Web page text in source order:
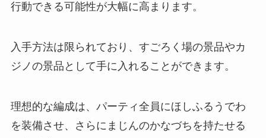
行動できる可能性が大幅に高まります。
入手方法は限られており、すごろく場の景品やカ
ジノの景品として手に入れることができます。
理想的な編成は、パーティ全員にほしふるうでわ
を装備させ、さらにまじんのかなづちを持たせる